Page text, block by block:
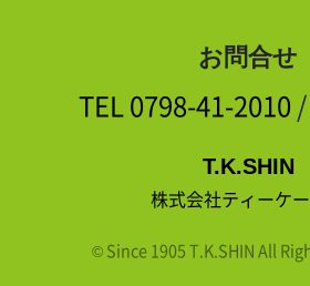
お問合せ
TEL0798-41-2010/
T.K.SHIN
株式会社ティーケ
© Since 1905 T.K.SHIN All